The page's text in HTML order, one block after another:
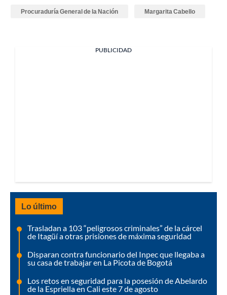
Procuraduría General de la Nación Margarita Cabello
PUBLICIDAD
Lo último
Trasladan a 103 “peligrosos criminales” de la cárcel
de Itagüí a otras prisiones de máxima seguridad
Disparan contra funcionario del Inpec que llegaba a
su casa de trabajar en La Picota de Bogotá
Los retos en seguridad para la posesión de Abelardo
de la Espriella en Cali este 7 de agosto